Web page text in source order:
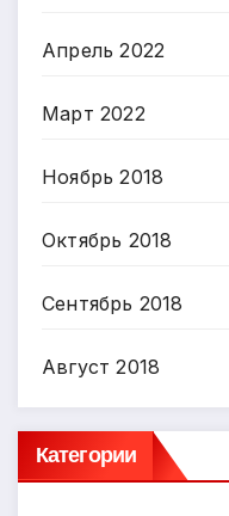
Апрель 2022
Март 2022
Ноябрь 2018
Октябрь 2018
Сентябрь 2018
Август 2018
Категории